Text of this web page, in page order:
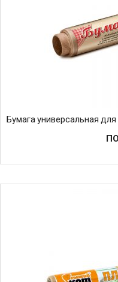
Бумага универсальная